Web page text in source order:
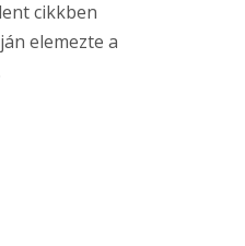
cikkben
elemezte a